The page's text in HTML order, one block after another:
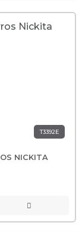
T3392E
NICKITA